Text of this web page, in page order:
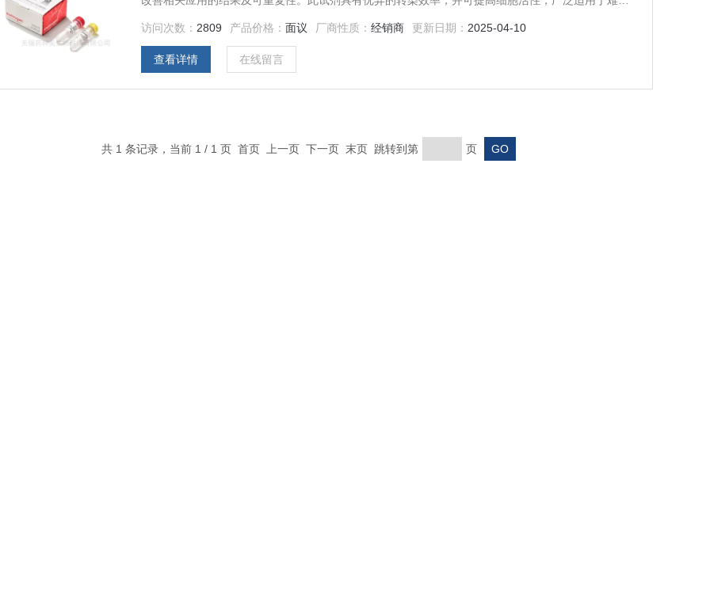
访问次数： 2809 产品价格：面议 厂商性质：经销商 更新日期： 2025-04-10
查看详情 在线留言
共 1 条记录，当前 1 / 1 页 首页 上一页 下一页 末页 跳转到第 页